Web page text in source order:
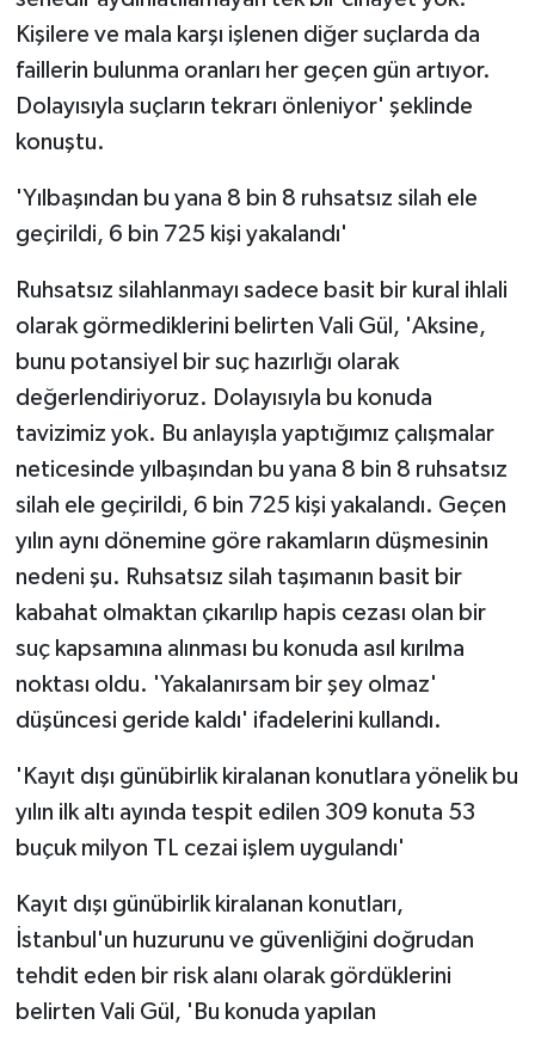
Kişilere ve mala karşı işlenen diğer suçlarda da
faillerin bulunma oranları her geçen gün artıyor.
Dolayısıyla suçların tekrarı önleniyor' şeklinde
konuştu.
'Yılbaşından bu yana 8 bin 8 ruhsatsız silah ele
geçirildi, 6 bin 725 kişi yakalandı'
Ruhsatsız silahlanmayı sadece basit bir kural ihlali
olarak görmediklerini belirten Vali Gül, 'Aksine,
bunu potansiyel bir suç hazırlığı olarak
değerlendiriyoruz. Dolayısıyla bu konuda
tavizimiz yok. Bu anlayışla yaptığımız çalışmalar
neticesinde yılbaşından bu yana 8 bin 8 ruhsatsız
silah ele geçirildi, 6 bin 725 kişi yakalandı. Geçen
yılın aynı dönemine göre rakamların düşmesinin
nedeni şu. Ruhsatsız silah taşımanın basit bir
kabahat olmaktan çıkarılıp hapis cezası olan bir
suç kapsamına alınması bu konuda asıl kırılma
noktası oldu. 'Yakalanırsam bir şey olmaz'
düşüncesi geride kaldı' ifadelerini kullandı.
'Kayıt dışı günübirlik kiralanan konutlara yönelik bu
yılın ilk altı ayında tespit edilen 309 konuta 53
buçuk milyon TL cezai işlem uygulandı'
Kayıt dışı günübirlik kiralanan konutları,
İstanbul'un huzurunu ve güvenliğini doğrudan
tehdit eden bir risk alanı olarak gördüklerini
belirten Vali Gül, 'Bu konuda yapılan